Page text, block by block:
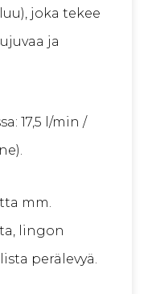
joka tekee
ja
17,5 l/min /
mm.
lingon
perälevyä.